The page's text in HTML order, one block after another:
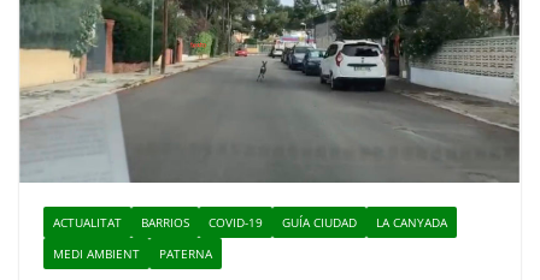
ACTUALITAT BARRIOS COVID-19 GUÍA CIUDAD
LA CANYADA
MEDI AMBIENT
PATERNA